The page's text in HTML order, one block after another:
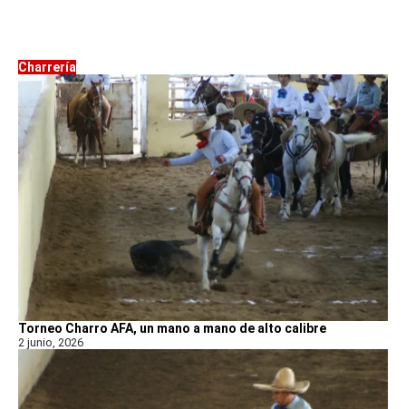
Charrería
Torneo Charro AFA, un mano a mano de alto calibre
2 junio, 2026